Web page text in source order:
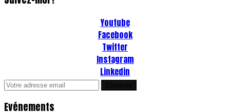
Youtube
Facebook
Twitter
Instagram
Linkedin
Evénements